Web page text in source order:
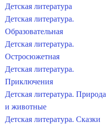
Детская литература
Детская литература.
Образовательная
Детская литература.
Остросюжетная
Детская литература.
Приключения
Детская литература. Природа
и животные
Детская литература. Сказки